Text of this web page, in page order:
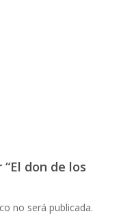
don de los
no será publicada.